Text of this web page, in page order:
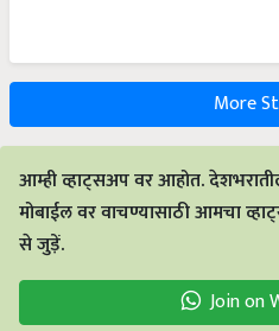
More
आम्ही व्हाट्सअप वर आहोत.
मोबाईल वर वाचण्यासाठी आमचा
से जुड़ें.
Join on